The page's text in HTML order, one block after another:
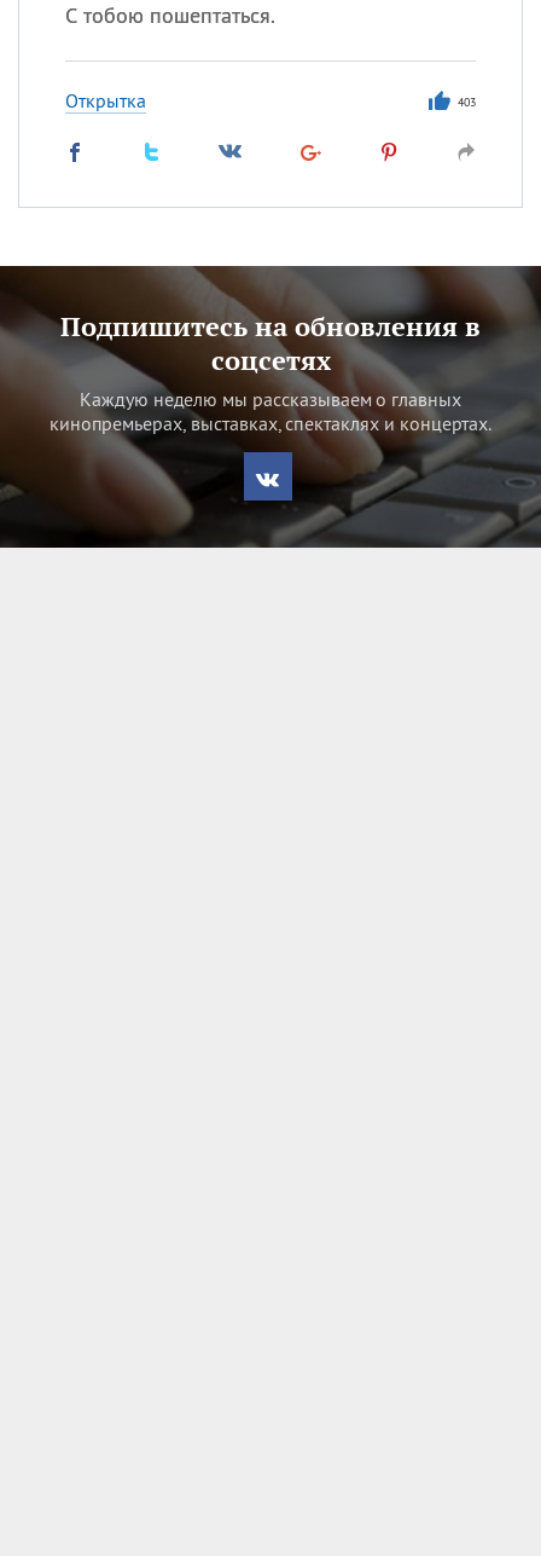
С тобою пошептаться.
Открытка 403
Подпишитесь на обновления в
соцсетях
Каждую неделю мы рассказываем о главных
кинопремьерах, выставках, спектаклях и концертах.